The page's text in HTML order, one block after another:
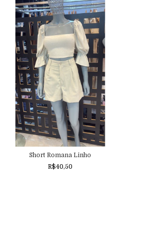
Short Romana Linho
R$40,50